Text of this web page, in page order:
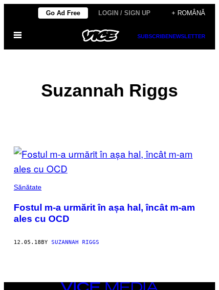
content
Go Ad Free LOGIN / SIGN UP + ROMÂNĂ
Open
SUBSCRIBENEWSLETTER
Suzannah Riggs
POSTS
BY
THIS
AUTHOR
Sănătate
Fostul m-a urmărit în așa hal, încât m-am
ales cu OCD
12.05.18BY SUZANNAH RIGGS
VICE